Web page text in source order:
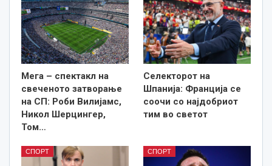
Мега – спектакл на
свеченото затворање
на СП: Роби Вилијамс,
Никол Шерцингер,
Том…
Селекторот на
Шпанија: Франција се
соочи со најдобриот
тим во светот
СПОРТ СПОРТ